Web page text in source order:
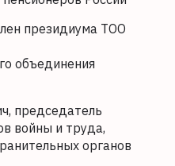
президиума ТОО
объединения
председатель
войны и труда,
органов